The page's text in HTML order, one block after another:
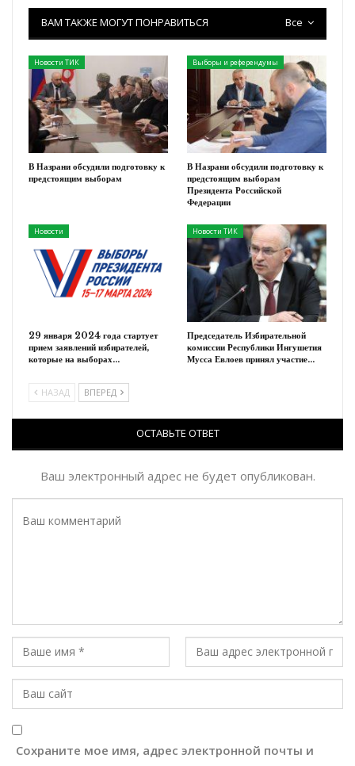
Все
ВАМ ТАКЖЕ МОГУТ ПОНРАВИТЬСЯ
Новости ТИК
В Назрани обсудили подготовку к
предстоящим выборам
Выборы и референдумы
В Назрани обсудили подготовку к
предстоящим выборам
Президента Российской
Федерации
Новости
29 января 2024 года стартует
прием заявлений избирателей,
которые на выборах…
Новости ТИК
Председатель Избирательной
комиссии Республики Ингушетия
Мусса Евлоев принял участие…
НАЗАД ВПЕРЕД
ОСТАВЬТЕ ОТВЕТ
Ваш электронный адрес не будет опубликован.
Сохраните мое имя, адрес электронной почты и